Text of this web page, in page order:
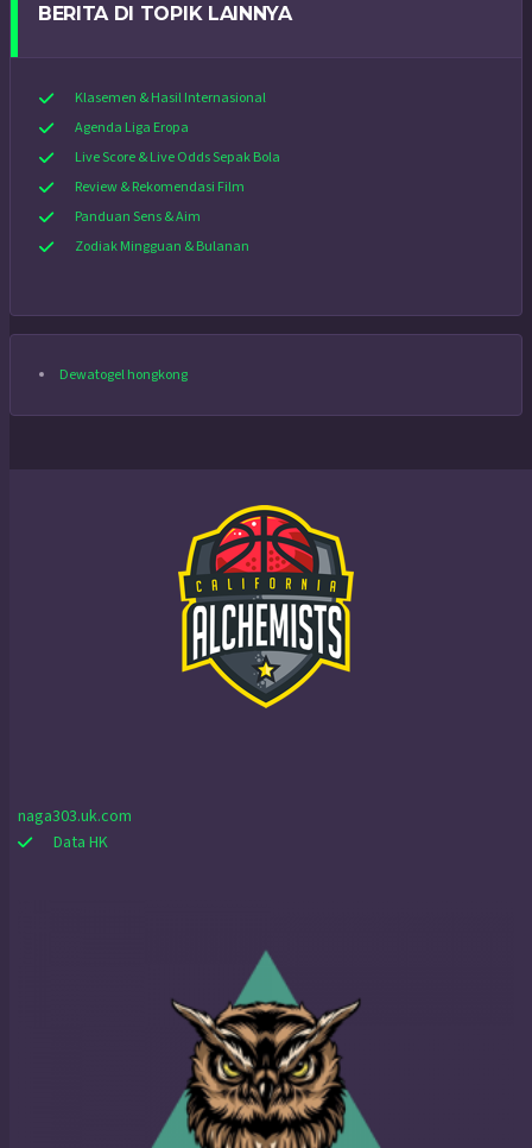
BERITA DI TOPIK LAINNYA
Klasemen & Hasil Internasional
Agenda Liga Eropa
Live Score & Live Odds Sepak Bola
Review & Rekomendasi Film
Panduan Sens & Aim
Zodiak Mingguan & Bulanan
Dewatogel hongkong
naga303.uk.com
Data HK